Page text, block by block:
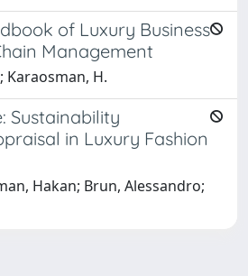
of Luxury Business
Management
Karaosman, H.
Sustainability
in Luxury Fashion
Hakan; Brun, Alessandro;